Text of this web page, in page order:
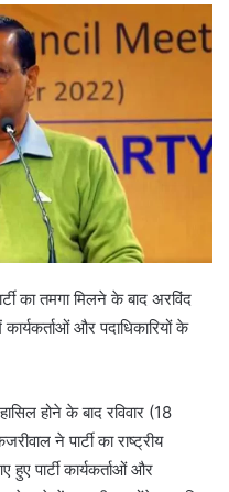
का तमगा मिलने के बाद अरविंद
और पदाधिकारियों के
होने के बाद रविवार (18
ने पार्टी का राष्ट्रीय
पार्टी कार्यकर्ताओं और